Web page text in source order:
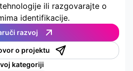
ili razgovarajte o
identifikacije.
razvoj
o projektu
kategoriji